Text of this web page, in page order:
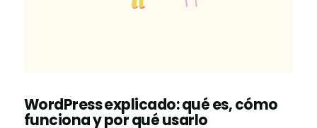
WordPress explicado: qué es, cómo
funciona y por qué usarlo